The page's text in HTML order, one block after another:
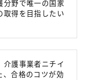
野で唯一の国家
取得を目指したい
介護事業者ニチイ
、合格のコツが効